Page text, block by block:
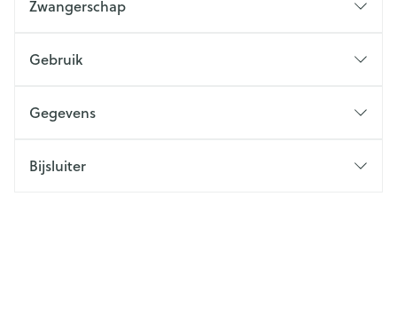
Zwangerschap
Gebruik
Gegevens
Bijsluiter